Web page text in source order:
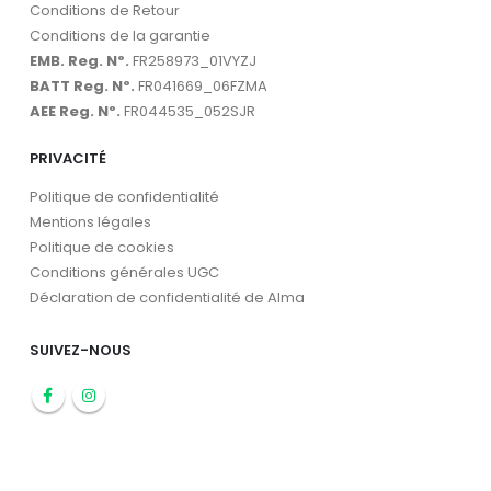
Conditions de Retour
Conditions de la garantie
EMB. Reg. Nº. FR258973_01VYZJ
BATT Reg. Nº. FR041669_06FZMA
AEE Reg. Nº. FR044535_052SJR
PRIVACITÉ
Politique de confidentialité
Mentions légales
Politique de cookies
Conditions générales UGC
Déclaration de confidentialité de Alma
SUIVEZ-NOUS